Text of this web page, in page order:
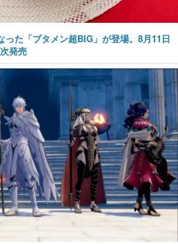
った「ブタメン超BIG」が登場。8月11日
発売